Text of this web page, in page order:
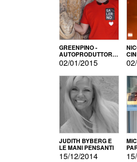
GREENPINO -
AUTOPRODUTTORE
PER AMORE
02/01/2015
JUDITH BYBERG E
LE MANI PENSANTI
15/12/2014